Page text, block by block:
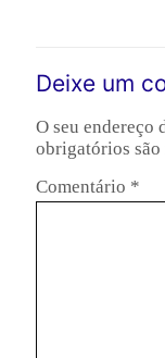
Deixe um
O seu endereço
obrigatórios são
Comentário *